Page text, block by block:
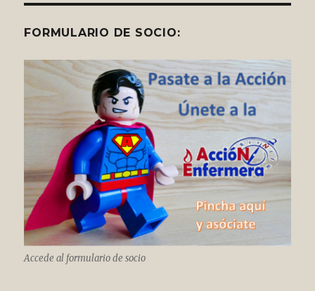
FORMULARIO DE SOCIO:
Accede al formulario de socio